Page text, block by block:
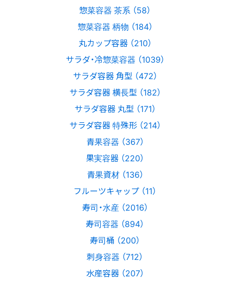
惣菜容器 茶系 （58）
惣菜容器 柄物 （184）
丸カップ容器 （210）
サラダ・冷惣菜容器 （1039）
サラダ容器 角型 （472）
サラダ容器 横長型 （182）
サラダ容器 丸型 （171）
サラダ容器 特殊形 （214）
青果容器 （367）
果実容器 （220）
青果資材 （136）
フルーツキャップ （11）
寿司・水産 （2016）
寿司容器 （894）
寿司桶 （200）
刺身容器 （712）
水産容器 （207）